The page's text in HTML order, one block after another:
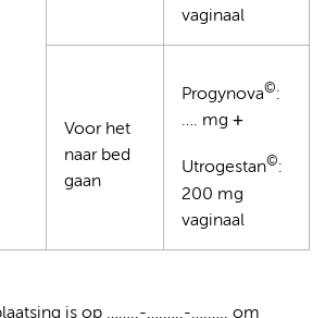
vaginaal
Voor het
naar bed
gaan
Progynova©:
…. mg +
Utrogestan©:
200 mg
vaginaal
is op ……..-….…..-….….. om